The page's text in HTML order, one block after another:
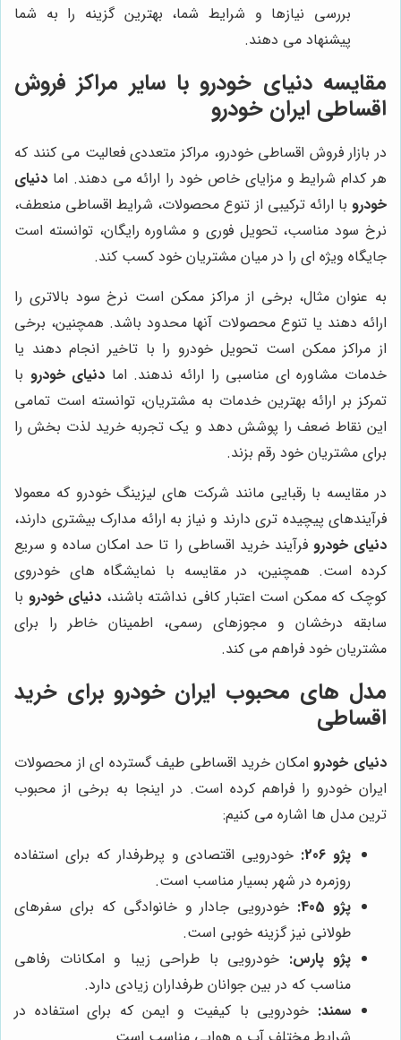
بررسی نیازها و شرایط شما، بهترین گزینه را به شما
پیشنهاد می دهند.
مقایسهدنیای خودرو با سایر مراکز فروش
اقساطی ایران خودرو
در بازار فروش اقساطی خودرو، مراکز متعددی فعالیت می کنند که
هر کدام شرایط و مزایای خاص خود را ارائه می دهند. اما دنیای
خودرو با ارائه ترکیبی از تنوع محصولات، شرایط اقساطی منعطف،
نرخ سود مناسب، تحویل فوری و مشاوره رایگان، توانسته است
جایگاه ویژه ای را در میان مشتریان خود کسب کند.
به عنوان مثال، برخی از مراکز ممکن است نرخ سود بالاتری را
ارائه دهند یا تنوع محصولات آنها محدود باشد. همچنین، برخی
از مراکز ممکن است تحویل خودرو را با تاخیر انجام دهند یا
خدمات مشاوره ای مناسبی را ارائه ندهند. اما دنیای خودرو با
تمرکز بر ارائه بهترین خدمات به مشتریان، توانسته است تمامی
این نقاط ضعف را پوشش دهد و یک تجربه خرید لذت بخش را
برای مشتریان خود رقم بزند.
در مقایسه با رقبایی مانند شرکت های لیزینگ خودرو که معمولا
فرآیندهای پیچیده تری دارند و نیاز به ارائه مدارک بیشتری دارند،
دنیای خودرو فرآیند خرید اقساطی را تا حد امکان ساده و سریع
کرده است. همچنین، در مقایسه با نمایشگاه های خودروی
کوچک که ممکن است اعتبار کافی نداشته باشند، دنیای خودرو با
سابقه درخشان و مجوزهای رسمی، اطمینان خاطر را برای
مشتریان خود فراهم می کند.
مدل های محبوب ایران خودرو برای خرید
اقساطی
دنیای خودروامکان خرید اقساطی طیف گسترده ای از محصولات
ایران خودرو را فراهم کرده است. در اینجا به برخی از محبوب
ترین مدل ها اشاره می کنیم:
پژو 206:
خودرویی اقتصادی و پرطرفدار که برای استفاده
روزمره در شهر بسیار مناسب است.
پژو 405:
خودرویی جادار و خانوادگی که برای سفرهای
طولانی نیز گزینه خوبی است.
پژو پارس: خودرویی با طراحی زیبا و امکانات رفاهی
مناسب که در بین جوانان طرفداران زیادی دارد.
سمند: خودرویی با کیفیت و ایمن که برای استفاده در